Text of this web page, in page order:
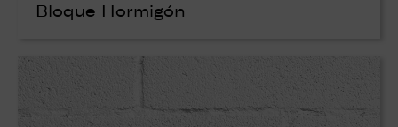
Bloque Hormigón